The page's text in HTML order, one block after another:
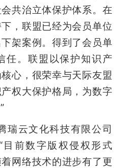
共治立体保护体系。在
，联盟已经为会员单位
架案例。得到了会员单
任。联盟以保护知识产
心，很荣幸与天际友盟
权大保护格局，为数字
瑞云文化科技有限公司
前数字版权侵权形式
网络技术的进步有了更